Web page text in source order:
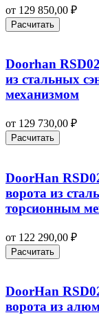
от 129 850,00 ₽
Расчитать
Doorhan
из стальных
механизмом
от 129 730,00 ₽
Расчитать
DoorHan
ворота из
торсионным
от 122 290,00 ₽
Расчитать
DoorHan
ворота из